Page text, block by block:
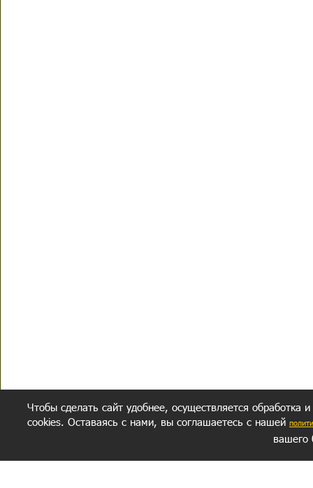
Чтобы сделать сайт удобнее, осуществляется обработка
cookies. Оставаясь с нами, вы соглашаетесь с нашей
вашего